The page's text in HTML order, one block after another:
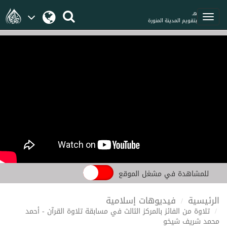
هـ
بتقويم المدينة المنورة
للمشاهدة في مشغل الموقع
الرئيسية فيديوهات إسلامية
تلاوة من الفائز بالمركز الثالث في مسابقة تلاوة القرآن - أحمد
محمد شريف شيخو